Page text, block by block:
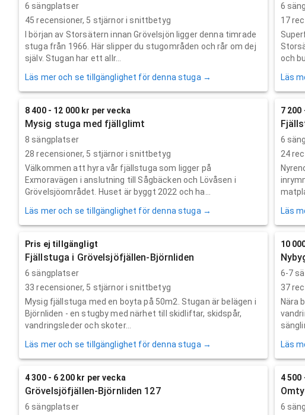
6 sängplatser
45 recensioner, 5 stjärnor i snittbetyg
I början av Storsätern innan Grövelsjön ligger denna timrade
stuga från 1966. Här slipper du stugområden och rår om dej
själv. Stugan har ett allr...
Läs mer och se tillgänglighet för denna stuga →
6
17
och
Läs
8 400 - 12 000 kr per vecka
Mysig stuga med fjällglimt
8 sängplatser
28 recensioner, 5 stjärnor i snittbetyg
Välkommen att hyra vår fjällstuga som ligger på
Exmoravägen i anslutning till Sågbäcken och Lövåsen i
Grövelsjöområdet. Huset är byggt 2022 och ha...
Läs mer och se tillgänglighet för denna stuga →
7 200
6
24
Läs
Pris ej tillgängligt
Fjällstuga i Grövelsjöfjällen-Björnliden
6 sängplatser
33 recensioner, 5 stjärnor i snittbetyg
Mysig fjällstuga med en boyta på 50m2. Stugan är belägen i
Björnliden - en stugby med närhet till skidliftar, skidspår,
vandringsleder och skoter...
Läs mer och se tillgänglighet för denna stuga →
10
6-7
37
Nära
Läs
4 300 - 6 200 kr per vecka
Grövelsjöfjällen-Björnliden 127
6 sängplatser
4 500
6